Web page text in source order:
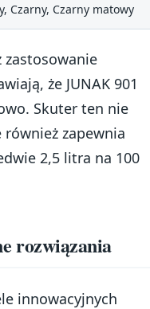
Czarny, Czarny matowy
zastosowanie
że JUNAK 901
Skuter ten nie
zapewnia
2,5 litra na 100
rozwiązania
innowacyjnych